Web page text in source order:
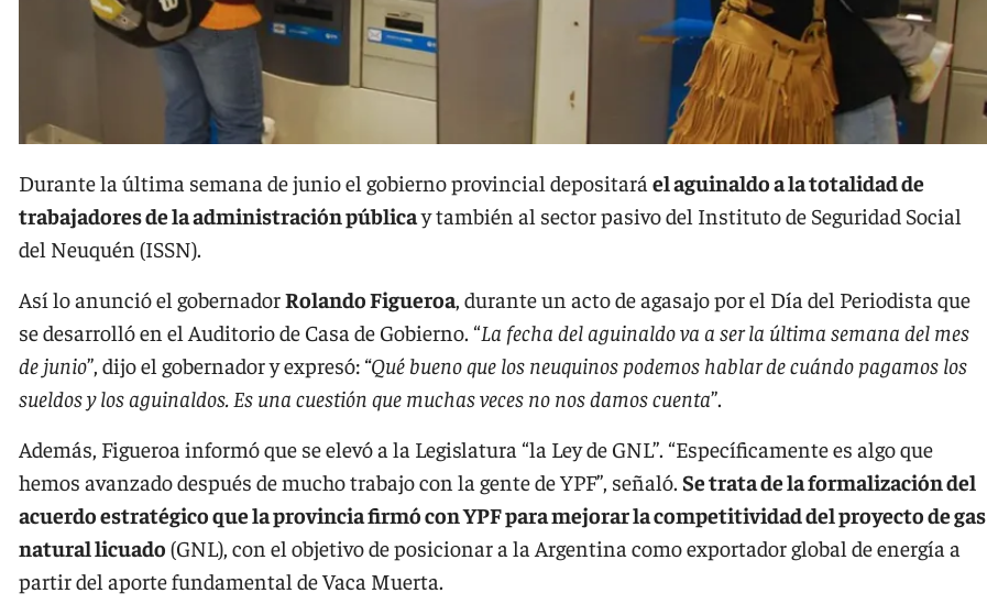
Durante la última semana de junio el gobierno provincial depositará el aguinaldo a la totalidad de
trabajadores de la administración públicay también al sector pasivo del Instituto de Seguridad Social
del Neuquén (ISSN).
Así lo anunció el gobernadorRolando Figueroa, durante un acto de agasajo por el Día del Periodista que
se desarrolló en el Auditorio de Casa de Gobierno. “La fecha del aguinaldo va a ser la última semana del mes
de junio”, dijo el gobernador y expresó: “Qué bueno que los neuquinos podemos hablar de cuándo pagamos los
sueldos y los aguinaldos. Es una cuestión que muchas veces no nos damos cuenta”.
Además, Figueroa informó que se elevó a la Legislatura “la Ley de GNL”. “Específicamente es algo que
hemos avanzado después de mucho trabajo con la gente de YPF”, señaló. Se trata de la formalización del
acuerdo estratégico que la provincia firmó con YPF para mejorar la competitividad del proyecto de gas
natural licuado (GNL), con el objetivo de posicionar a la Argentina como exportador global de energía a
partir del aporte fundamental de Vaca Muerta.